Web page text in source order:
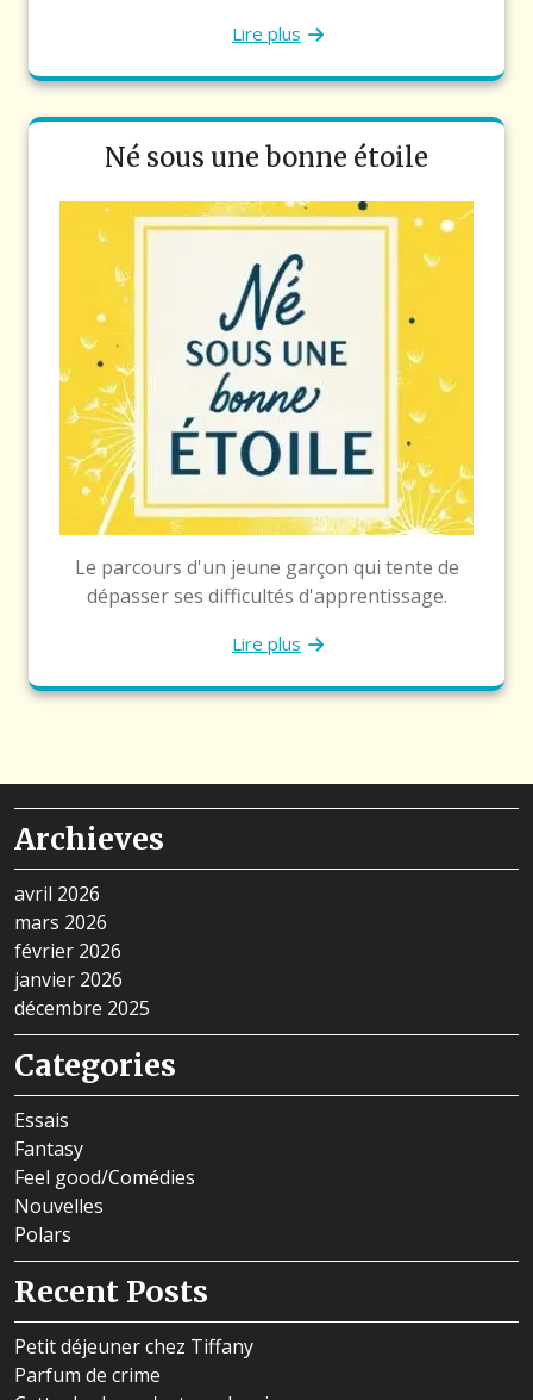
Lire plus
Né sous une bonne étoile
Le parcours d'un jeune garçon qui tente de
dépasser ses difficultés d'apprentissage.
Lire plus
Archieves
avril 2026
mars 2026
février 2026
janvier 2026
décembre 2025
Categories
Essais
Fantasy
Feel good/Comédies
Nouvelles
Polars
Recent Posts
Petit déjeuner chez Tiffany
Parfum de crime